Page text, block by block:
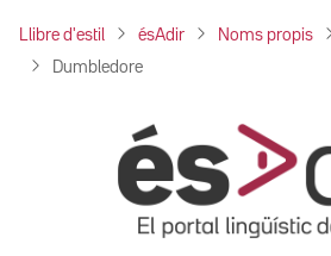
Llibre d'estil ésAdir Noms propis
Dumbledore